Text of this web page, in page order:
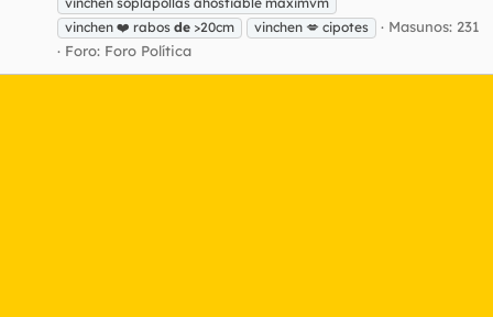
vinchen ❤️ rabos de >20cm vinchen 💋 cipotes
Masunos: 231
Foro: Foro Política